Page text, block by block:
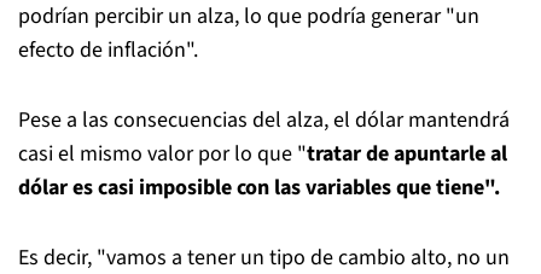
podrían percibir un alza, lo que podría generar "un
efecto de inflación".
Pese a las consecuencias del alza, el dólar mantendrá
casi el mismo valor por lo que "tratar de apuntarle al
dólar es casi imposible con las variables que tiene".
Es decir, "vamos a tener un tipo de cambio alto, no un